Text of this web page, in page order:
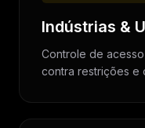
Indústrias &
Controle de
contra restrições e